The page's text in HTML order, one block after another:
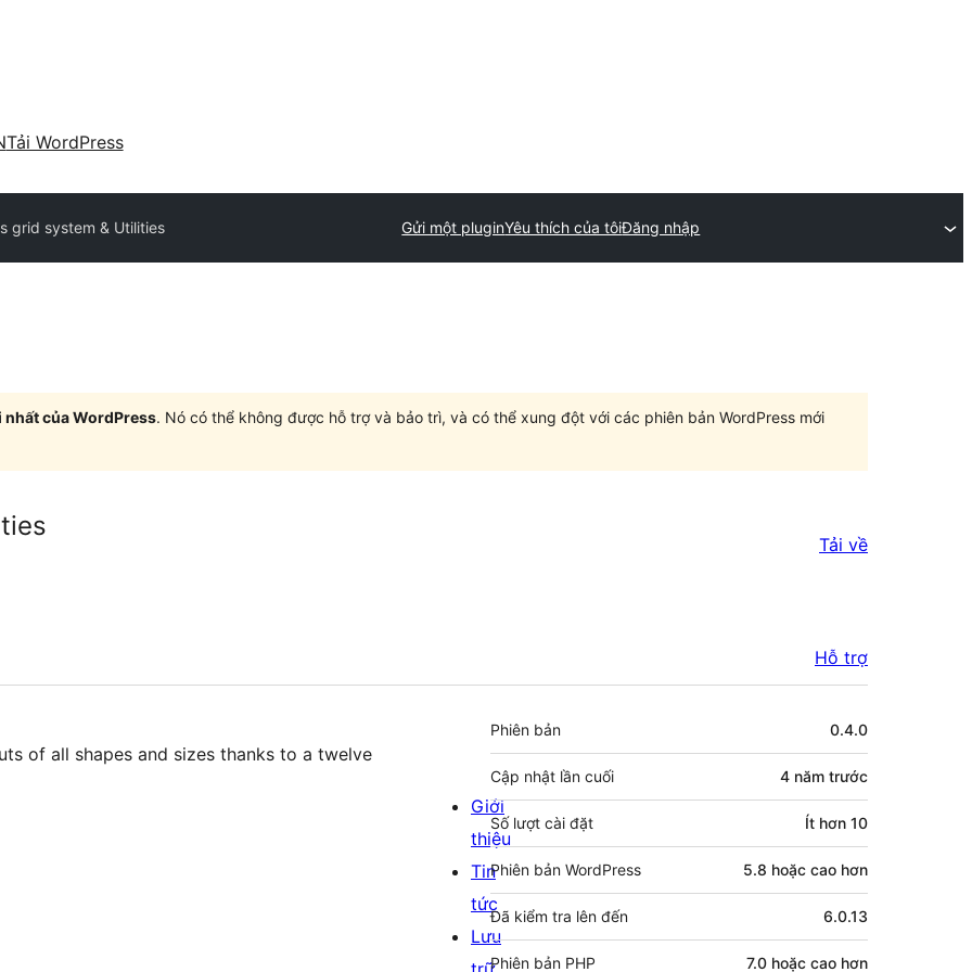
Tải WordPress
grid system & Utilities Gửi một pluginYêu thích của tôiĐăng nhập
của WordPress. Nó có thể không được hỗ trợ và bảo trì, và có thể xung đột với các phiên bản WordPress mới
Tải về
Hỗ trợ
of all shapes and sizes thanks to a twelve
Meta
Phiên bản 0.4.0
Cập nhật lần cuối 4 năm trước
Số lượt cài đặt Ít hơn 10
Phiên bản WordPress 5.8 hoặc cao hơn
Đã kiểm tra lên đến 6.0.13
Phiên bản PHP 7.0 hoặc cao hơn
Giới
thiệu
Tin
tức
Lưu